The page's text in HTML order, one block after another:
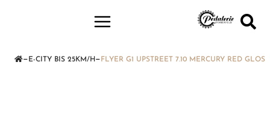
— E-CITY BIS 25KM/H — FLYER G1 UPSTREET 7.10 MERCURY RED